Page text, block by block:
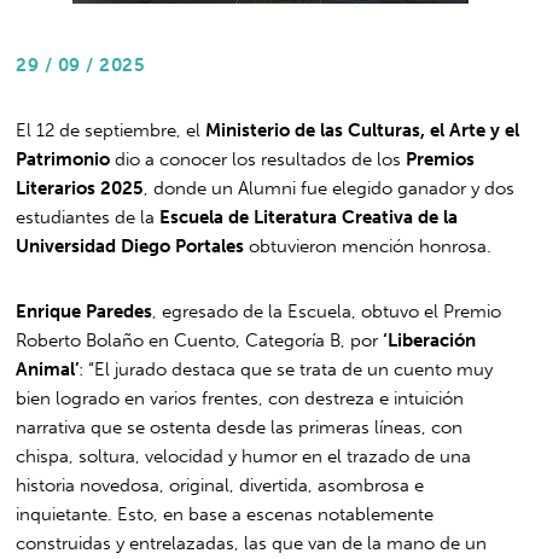
29 / 09 / 2025
El 12 de septiembre, el Ministerio de las Culturas, el Arte y el
Patrimonio dio a conocer los resultados de los Premios
Literarios 2025 , donde un Alumni fue elegido ganador y dos
estudiantes de la Escuela de Literatura Creativa de la
Universidad Diego Portales obtuvieron mención honrosa.
Enrique Paredes , egresado de la Escuela, obtuvo el Premio
Roberto Bolaño en Cuento, Categoría B, por ‘Liberación
Animal’: “El jurado destaca que se trata de un cuento muy
bien logrado en varios frentes, con destreza e intuición
narrativa que se ostenta desde las primeras líneas, con
chispa, soltura, velocidad y humor en el trazado de una
historia novedosa, original, divertida, asombrosa e
inquietante. Esto, en base a escenas notablemente
construidas y entrelazadas, las que van de la mano de un